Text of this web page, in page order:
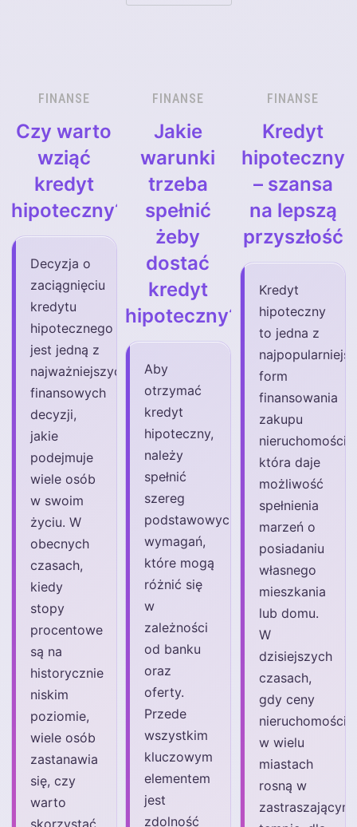
FINANSE
Czy warto
wziąć
kredyt
hipoteczny?
Decyzja o
zaciągnięciu
kredytu
hipotecznego
jest jedną z
najważniejszych
finansowych
decyzji,
jakie
podejmuje
wiele osób
w swoim
życiu. W
obecnych
czasach,
kiedy
stopy
procentowe
są na
historycznie
niskim
poziomie,
wiele osób
zastanawia
się, czy
warto
skorzystać
FINANSE
Jakie
warunki
trzeba
spełnić
żeby
dostać
kredyt
hipoteczny?
Aby
otrzymać
kredyt
hipoteczny,
należy
spełnić
szereg
podstawowych
wymagań,
które mogą
różnić się
w
zależności
od banku
oraz
oferty.
Przede
wszystkim
kluczowym
elementem
jest
zdolność
FINANSE
Kredyt
hipoteczny
– szansa
na lepszą
przyszłość
Kredyt
hipoteczny
to jedna z
form
finansowania
zakupu
nieruchomości,
która daje
możliwość
spełnienia
marzeń o
posiadaniu
własnego
mieszkania
lub domu.
W
dzisiejszych
czasach,
gdy ceny
nieruchomości
w wielu
miastach
rosną w
zastraszającym